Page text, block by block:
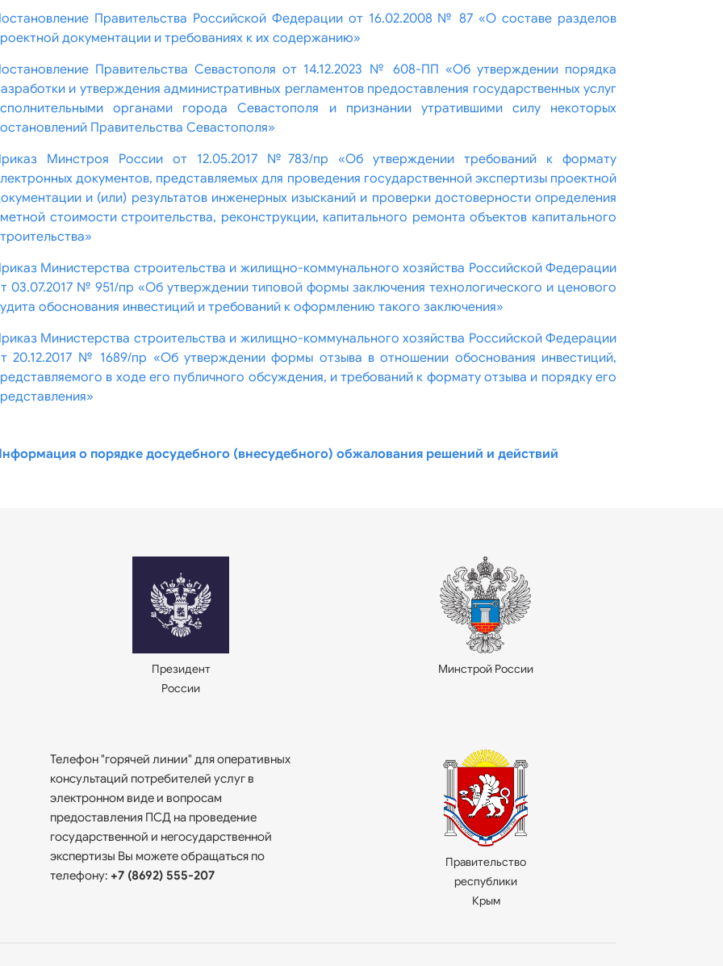
Правительства Российской Федерации от 16.02.2008 № 87 «О составе разделов
документации и требованиях к их содержанию»
Правительства Севастополя от 14.12.2023 № 608-ПП «Об утверждении порядка
и утверждения административных регламентов предоставления государственных услуг
органами города Севастополя и признании утратившими силу некоторых
Правительства Севастополя»
Минстроя России от 12.05.2017 №783/пр «Об утверждении требований к формату
документов, представляемых для проведения государственной экспертизы проектной
и (или) результатов инженерных изысканий и проверки достоверности определения
стоимости строительства, реконструкции, капитального ремонта объектов капитального
Министерства строительства и жилищно-коммунального хозяйства Российской Федерации
03.07.2017 № 951/пр «Об утверждении типовой формы заключения технологического и ценового
обоснования инвестиций и требований к оформлению такого заключения»
Министерства строительства и жилищно-коммунального хозяйства Российской Федерации
20.12.2017 № 1689/пр «Об утверждении формы отзыва в отношении обоснования инвестиций,
в ходе его публичного обсуждения, и требований к формату отзыва и порядку его
о порядке досудебного (внесудебного) обжалования решений и действий
Президент
России
Минстрой России
Телефон "горячей линии" для оперативных
консультаций потребителей услуг в
электронном виде и вопросам
предоставления ПСД на проведение
государственной и негосударственной
экспертизы Вы можете обращаться по
телефону: +7 (8692) 555-207
Правительство
республики
Крым